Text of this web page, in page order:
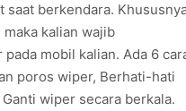
saat berkendara.
kalian wajib
mobil kalian. Ada 6
poros wiper, Berhati-hati
wiper secara berkala.